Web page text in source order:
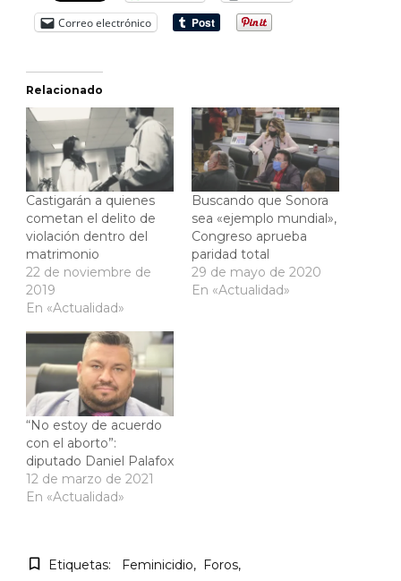
Correo electrónico
Relacionado
Castigarán a quienes
cometan el delito de
violación dentro del
matrimonio
22 de noviembre de
2019
En «Actualidad»
Buscando que Sonora
sea «ejemplo mundial»,
Congreso aprueba
paridad total
29 de mayo de 2020
En «Actualidad»
“No estoy de acuerdo
con el aborto”:
diputado Daniel Palafox
12 de marzo de 2021
En «Actualidad»
Etiquetas: Feminicidio
Foros